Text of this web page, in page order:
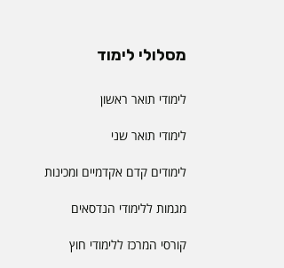
מסלולי לימוד
לימודי תואר ראשון
לימודי תואר שני
לימודים קדם אקדמיים ומכינות
מגמות ללימודי הנדסאים
קורסי המרכז ללימודי חוץ